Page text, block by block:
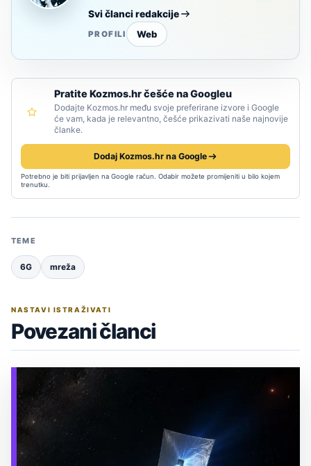
Svi članci redakcije
PROFILI Web
Pratite Kozmos.hr češće na Googleu
Dodajte Kozmos.hr među svoje preferirane izvore i Google
će vam, kada je relevantno, češće prikazivati naše najnovije
članke.
Dodaj Kozmos.hr na Google
Potrebno je biti prijavljen na Google račun. Odabir možete promijeniti u bilo kojem
trenutku.
TEME
6G mreža
NASTAVI ISTRAŽIVATI
Povezani članci